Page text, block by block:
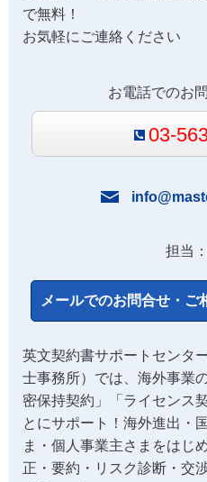
で無料！
お気軽にご連絡ください
お電話でのお
03-
担当
メールでのお問合せ・ご
英文契約書サポートセンタ
士事務所）では、海外事業
密保持契約」「ライセンス
とにサポート！海外進出・
ま・個人事業主さまをはじ
正・要約・リスク診断・交